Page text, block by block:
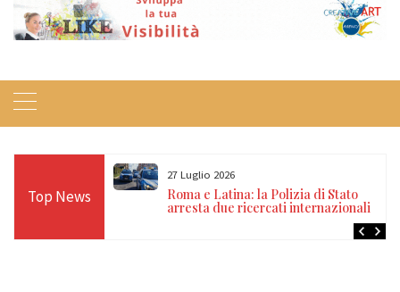
Top News
di
e sequestrati
27 Luglio 2026
Roma e Latina: la Polizia di Stato
arresta due ricercati internazionali